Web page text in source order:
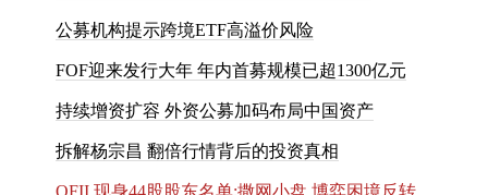
公募机构提示跨境ETF高溢价风险
FOF迎来发行大年 年内首募规模已超1300亿元
持续增资扩容 外资公募加码布局中 国资产
拆解杨宗昌 翻倍行情背后的投资真相
QFII 现身44股股东名单:撒网小盘 博弈困境反转